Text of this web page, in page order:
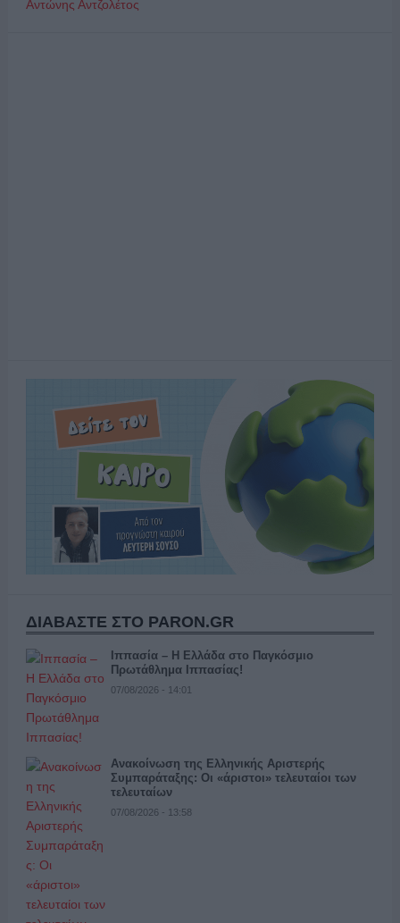
Αντώνης Αντζολέτος
ΔΙΑΒΑΣΤΕ ΣΤΟ PARON.GR
Ιππασία – Η Ελλάδα στο Παγκόσμιο
Πρωτάθλημα Ιππασίας!
07/08/2026 - 14:01
Ανακοίνωση της Ελληνικής Αριστερής
Συμπαράταξης: Οι «άριστοι» τελευταίοι των
τελευταίων
07/08/2026 - 13:58